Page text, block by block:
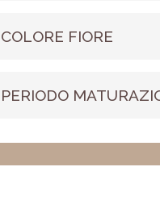
COLORE FIORE
PERIODO